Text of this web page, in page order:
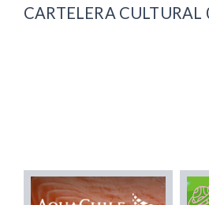
CARTELERA CULTURAL